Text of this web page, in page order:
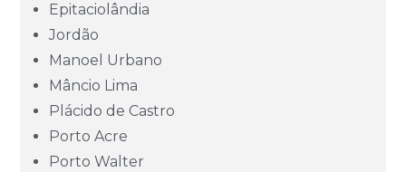
Mato Grosso (MT)
Epitaciolândia
Jordão
Manoel Urbano
Mâncio Lima
Plácido de Castro
Porto Acre
Porto Walter